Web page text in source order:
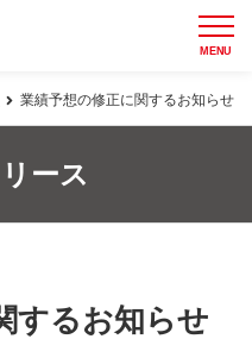
MENU
業績予想の修正に関するお知らせ
ース
するお知らせ